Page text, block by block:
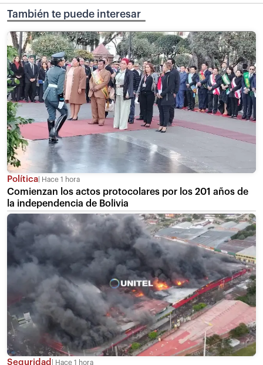
También te puede interesar
Política Hace 1 hora
Comienzan los actos protocolares por los 201 años de
la independencia de Bolivia
Seguridad Hace 1 hora